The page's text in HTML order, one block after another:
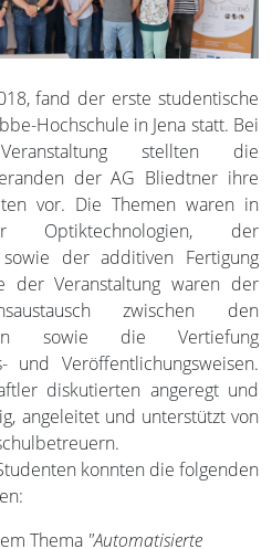
fand der erste studentische
Hochschule in Jena statt. Bei
stellten die
der AG Bliedtner ihre
vor. Die Themen waren in
der
sowie der additiven Fertigung
der Veranstaltung waren der
zwischen den
sowie die Vertiefung
und Veröffentlichungsweisen.
diskutierten angeregt und
angeleitet und unterstützt von
konnten die folgenden
Thema "Automatisierte